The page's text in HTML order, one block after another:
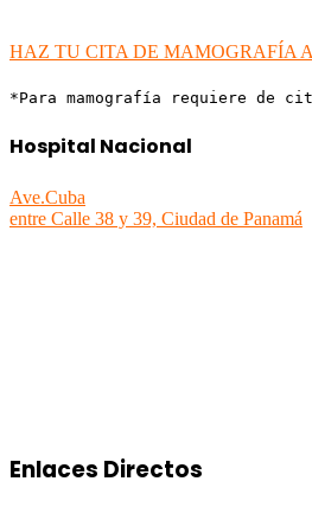
HAZ TU CITA DE MAMOGRAFÍA
*Para mamografía requiere de
Hospital Nacional
Ave.Cuba
entre Calle 38 y 39, Ciudad de Panamá
Enlaces Directos